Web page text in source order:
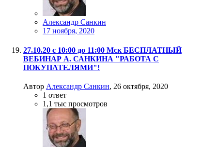
Александр Санкин
17 ноября, 2020
27.10.20 с 10:00 до 11:00 Мск БЕСПЛАТНЫЙ
ВЕБИНАР А. САНКИНА "РАБОТА С
ПОКУПАТЕЛЯМИ"!
Автор Александр Санкин, 26 октября, 2020
1 ответ
1,1 тыс просмотров